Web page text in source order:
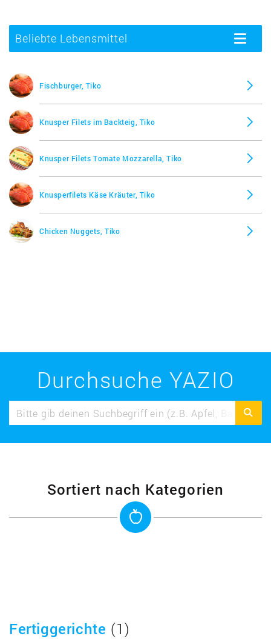
Beliebte Lebensmittel
Toggle
Fischburger, Tiko
Knusper Filets im Backteig, Tiko
Knusper Filets Tomate Mozzarella, Tiko
Knusperfilets Käse Kräuter, Tiko
Chicken Nuggets, Tiko
Durchsuche YAZIO
Sortiert nach Kategorien
Fertiggerichte (1)